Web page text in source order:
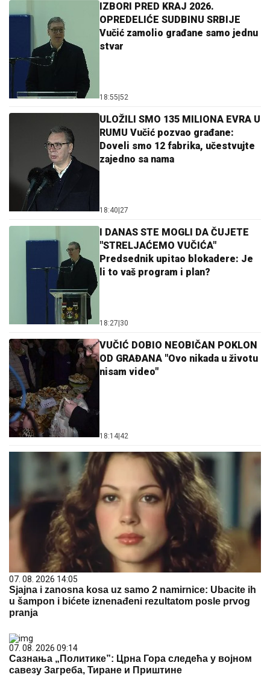
IZBORI PRED KRAJ 2026.
OPREDELIĆE SUDBINU SRBIJE
Vučić zamolio građane samo jednu
stvar
18:55 52
ULOŽILI SMO 135 MILIONA EVRA U
RUMU Vučić pozvao građane:
Doveli smo 12 fabrika, učestvujte
zajedno sa nama
18:40 27
I DANAS STE MOGLI DA ČUJETE
"STRELJAĆEMO VUČIĆA"
Predsednik upitao blokadere: Je
li to vaš program i plan?
18:27 30
VUČIĆ DOBIO NEOBIČAN POKLON
OD GRAĐANA "Ovo nikada u životu
nisam video"
18:14 42
07. 08. 2026 14:05
Sjajna i zanosna kosa uz samo 2 namirnice: Ubacite ih
u šampon i bićete iznenađeni rezultatom posle prvog
pranja
07. 08. 2026 09:14
Сазнања „Политике”: Црна Гора следећа у војном
савезу Загреба, Тиране и Приштине